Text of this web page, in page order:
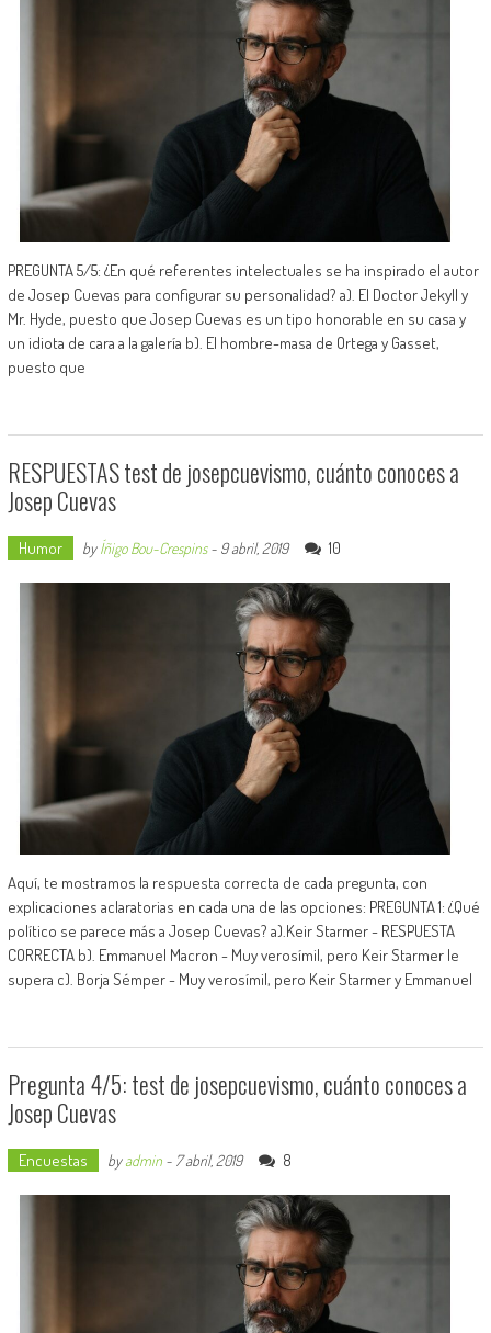
PREGUNTA 5/5: ¿En qué referentes intelectuales se ha inspirado el autor
de Josep Cuevas para configurar su personalidad? a). El Doctor Jekyll y
Mr. Hyde, puesto que Josep Cuevas es un tipo honorable en su casa y
un idiota de cara a la galería b). El hombre-masa de Ortega y Gasset,
puesto que
RESPUESTAS test de josepcuevismo, cuánto conoces a
Josep Cuevas
Humor byÍñigo Bou-Crespins- 9 abril, 2019 10
Aquí, te mostramos la respuesta correcta de cada pregunta, con
explicaciones aclaratorias en cada una de las opciones: PREGUNTA 1: ¿Qué
político se parece más a Josep Cuevas? a).Keir Starmer - RESPUESTA
CORRECTA b). Emmanuel Macron - Muy verosímil, pero Keir Starmer le
supera c). Borja Sémper - Muy verosímil, pero Keir Starmer y Emmanuel
Pregunta 4/5: test de josepcuevismo, cuánto conoces a
Josep Cuevas
Encuestas byadmin- 7 abril, 2019 8